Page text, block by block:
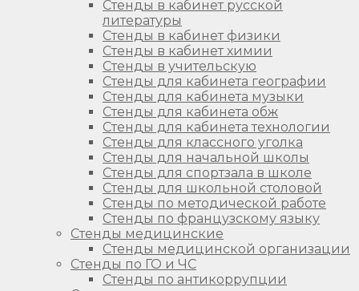
Стенды в кабинет русской
литературы
Стенды в кабинет физики
Стенды в кабинет химии
Стенды в учительскую
Стенды для кабинета географии
Стенды для кабинета музыки
Стенды для кабинета обж
Стенды для кабинета технологии
Стенды для классного уголка
Стенды для начальной школы
Стенды для спортзала в школе
Стенды для школьной столовой
Стенды по методической работе
Стенды по французскому языку
Стенды медицинские
Стенды медицинской организации
Стенды по ГО и ЧС
Стенды по антикоррупции